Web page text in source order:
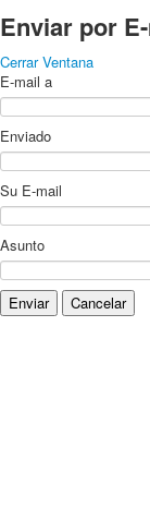
Enviar por
Cerrar Ventana
E-mail a
Enviado
Su E-mail
Asunto
Enviar Cancelar